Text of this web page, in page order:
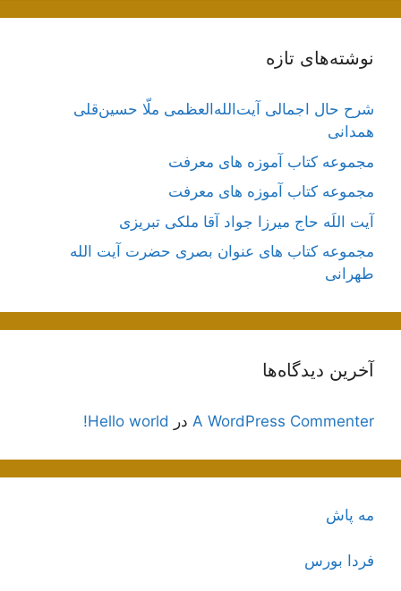
نوشته‌های تازه
شرح حال اجمالی آیت‌الله‌العظمی ملّا حسین‌قلی
همدانی
مجموعه کتاب آموزه های معرفت
مجموعه کتاب آموزه های معرفت
آیت اللَه حاج میرزا جواد آقا ملکی تبریزی
مجموعه کتاب های عنوان بصری حضرت آیت الله
طهرانی
آخرین دیدگاه‌ها
A WordPress Commenter در Hello world!
مه پاش
فردا بورس